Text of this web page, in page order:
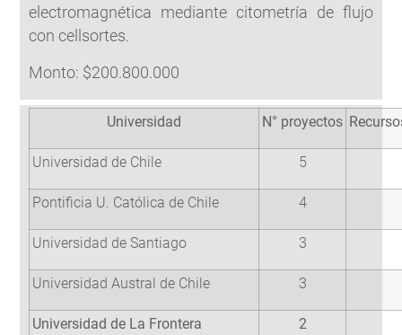
electromagnética mediante citometría de flujo
con cellsortes.
Monto: $200.800.000
Universidad N° proyectos
Universidad de Chile 5
Pontificia U. Católica de Chile 4
Universidad de Santiago 3
Universidad Austral de Chile 3
Universidad de La Frontera 2